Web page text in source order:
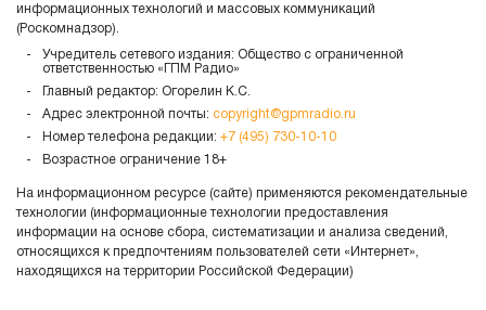
информационных технологий и массовых коммуникаций
(Роскомнадзор).
Учредитель сетевого издания: Общество с ограниченной
ответственностью «ГПМ Радио»
Главный редактор: Огорелин К.С.
Адрес электронной почты: copyright@gpmradio.ru
Номер телефона редакции: +7 (495) 730-10-10
Возрастное ограничение 18+
На информационном ресурсе (сайте) применяются рекомендательные
технологии (информационные технологии предоставления
информации на основе сбора, систематизации и анализа сведений,
относящихся к предпочтениям пользователей сети «Интернет»,
находящихся на территории Российской Федерации)